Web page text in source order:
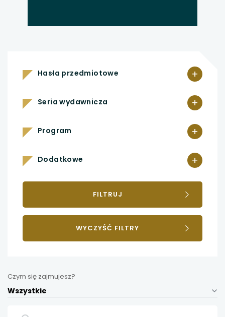
+
Hasła przedmiotowe
+
Seria wydawnicza
+
Program
+
Dodatkowe
FILTRUJ
WYCZYŚĆ FILTRY
Czym się zajmujesz?
Wszystkie